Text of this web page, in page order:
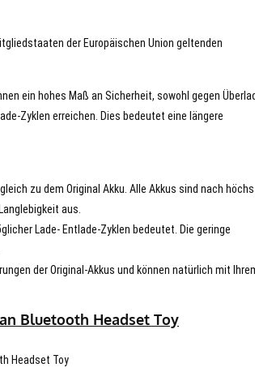
der Europäischen Union geltenden
ein hohes Maß an Sicherheit, sowohl gegen
Zyklen erreichen. Dies bedeutet eine längere
zu dem Original Akku. Alle Akkus sind nach
aus.
Lade- Entlade-Zyklen bedeutet. Die geringe
der Original-Akkus und können natürlich mit
Bluetooth Headset Toy
Headset Toy